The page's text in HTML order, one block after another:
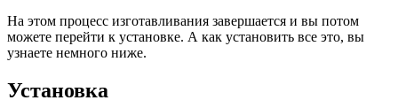
На этом процесс изготавливания завершается и вы потом
можете перейти к установке. А как установить все это, вы
узнаете немного ниже.
Установка